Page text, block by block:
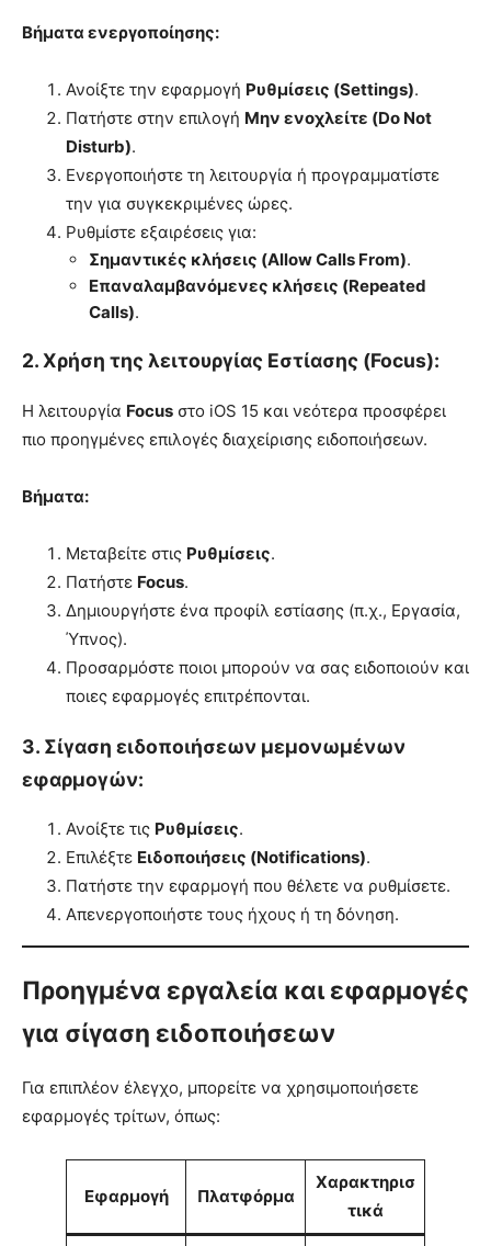
Βήματα ενεργοποίησης:
Ανοίξτε την εφαρμογή Ρυθμίσεις (Settings).
Πατήστε στην επιλογή Μην ενοχλείτε (Do Not
Disturb).
Ενεργοποιήστε τη λειτουργία ή προγραμματίστε
την για συγκεκριμένες ώρες.
Ρυθμίστε εξαιρέσεις για:
Σημαντικές κλήσεις (Allow Calls From).
Επαναλαμβανόμενες κλήσεις (Repeated
Calls).
2. Χρήση της λειτουργίας Εστίασης (Focus):
Η λειτουργία Focus στο iOS 15 και νεότερα προσφέρει
πιο προηγμένες επιλογές διαχείρισης ειδοποιήσεων.
Βήματα:
Μεταβείτε στις Ρυθμίσεις.
Πατήστε Focus.
Δημιουργήστε ένα προφίλ εστίασης (π.χ., Εργασία,
Ύπνος).
Προσαρμόστε ποιοι μπορούν να σας ειδοποιούν και
ποιες εφαρμογές επιτρέπονται.
3. Σίγαση ειδοποιήσεων μεμονωμένων
εφαρμογών:
Ανοίξτε τις Ρυθμίσεις.
Επιλέξτε Ειδοποιήσεις (Notifications).
Πατήστε την εφαρμογή που θέλετε να ρυθμίσετε.
Απενεργοποιήστε τους ήχους ή τη δόνηση.
Προηγμένα εργαλεία και εφαρμογές
για σίγαση ειδοποιήσεων
Για επιπλέον έλεγχο, μπορείτε να χρησιμοποιήσετε
εφαρμογές τρίτων, όπως:
Εφαρμογή Πλατφόρμα
Χαρακτηρισ
τικά